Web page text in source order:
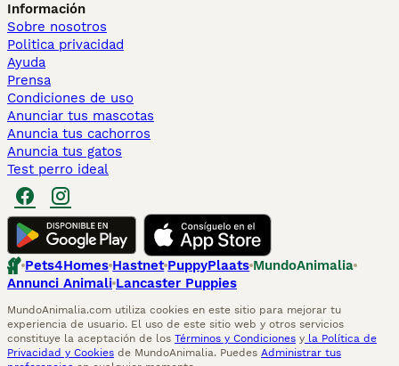
Información
Sobre nosotros
Politica privacidad
Ayuda
Prensa
Condiciones de uso
Anunciar tus mascotas
Anuncia tus cachorros
Anuncia tus gatos
Test perro ideal
Pets4Homes Hastnet PuppyPlaats MundoAnimalia
Annunci Animali Lancaster Puppies
MundoAnimalia.com utiliza cookies en este sitio para mejorar tu
experiencia de usuario. El uso de este sitio web y otros servicios
constituye la aceptación de los Términos y Condiciones y la Política de
Privacidad y Cookies de MundoAnimalia. Puedes Administrar tus